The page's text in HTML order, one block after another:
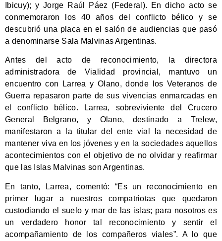
Ibicuy); y Jorge Raúl Páez (Federal). En dicho acto se
conmemoraron los 40 años del conflicto bélico y se
descubrió una placa en el salón de audiencias que pasó
a denominarse Sala Malvinas Argentinas.
Antes del acto de reconocimiento, la directora
administradora de Vialidad provincial, mantuvo un
encuentro con Larrea y Olano, donde los Veteranos de
Guerra repasaron parte de sus vivencias enmarcadas en
el conflicto bélico. Larrea, sobreviviente del Crucero
General Belgrano, y Olano, destinado a Trelew,
manifestaron a la titular del ente vial la necesidad de
mantener viva en los jóvenes y en la sociedades aquellos
acontecimientos con el objetivo de no olvidar y reafirmar
que las Islas Malvinas son Argentinas.
En tanto, Larrea, comentó: “Es un reconocimiento en
primer lugar a nuestros compatriotas que quedaron
custodiando el suelo y mar de las islas; para nosotros es
un verdadero honor tal reconocimiento y sentir el
acompañamiento de los compañeros viales”. A lo que